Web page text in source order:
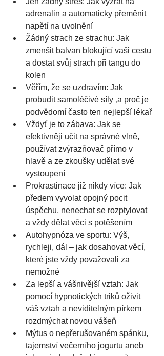
adrenalin a automaticky přeměnit
napětí na uvolnění
Žádný strach ze strachu: Jak
zmenšit balvan blokující vaši cestu
a dostat svůj strach při tangu do
kolen
Věřím, že se uzdravím: Jak
probudit samoléčivé síly ‚a proč je
podvědomí často ten nejlepší lékař
Vždyť je to zábava: Jak se
efektivněji učit na správné vlně,
používat zvýrazňovač přímo v
hlavě a ze zkoušky udělat své
vystoupení
Prokrastinace již nikdy více: Jak
předem vyvolat opojný pocit
úspěchu, nenechat se rozptylovat
a vždy dělat věci s potěšením
Autohypnóza ve sportu: Výš,
rychleji, dál – jak dosahovat věcí,
které jste vždy považovali za
nemožné
Za lepší a vášnivější vztah: Jak
pomocí hypnotických triků oživit
váš vztah a neviditelným pírkem
rozdmýchat novou vášeň
Mýtus o nepřerušovaném spánku,
tajemství večerního jogurtu aneb